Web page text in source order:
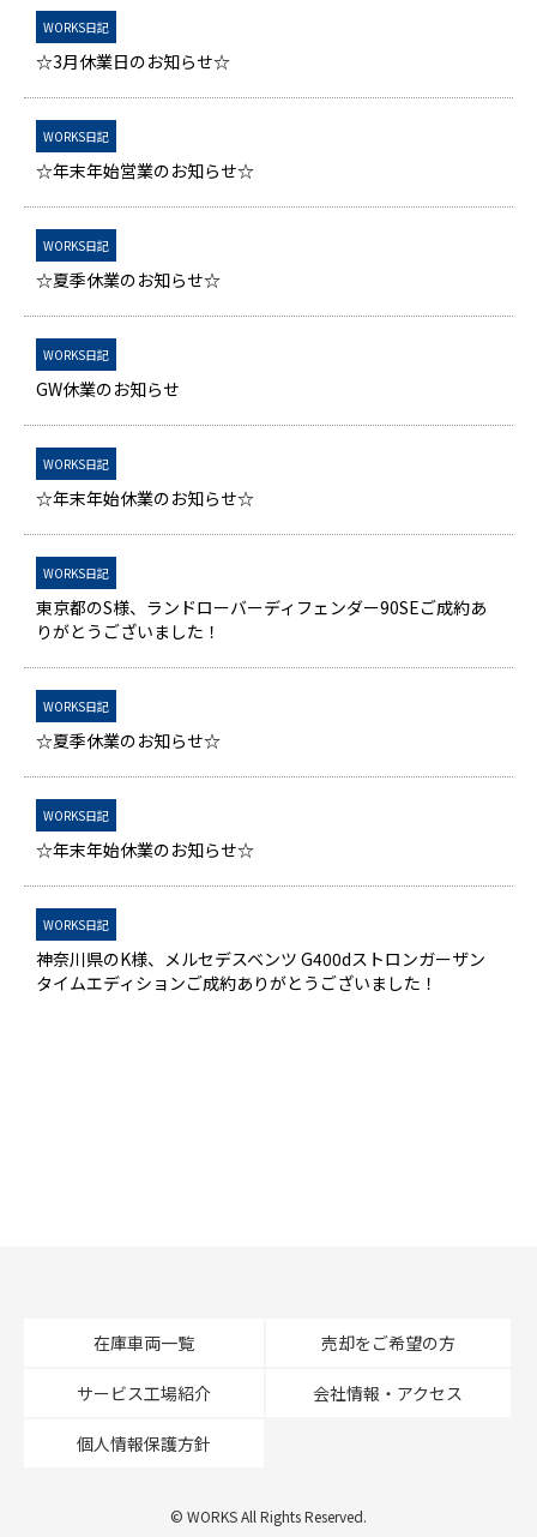
WORKS日記
☆3月休業日のお知らせ☆
WORKS日記
☆年末年始営業のお知らせ☆
WORKS日記
☆夏季休業のお知らせ☆
WORKS日記
GW休業のお知らせ
WORKS日記
☆年末年始休業のお知らせ☆
WORKS日記
東京都のS様、ランドローバーディフェンダー90SEご成約あ
りがとうございました！
WORKS日記
☆夏季休業のお知らせ☆
WORKS日記
☆年末年始休業のお知らせ☆
WORKS日記
神奈川県のK様、メルセデスベンツ G400dストロンガーザン
タイムエディションご成約ありがとうございました！
在庫車両一覧 売却をご希望の方
サービス工場紹介 会社情報・アクセス
個人情報保護方針
© WORKS All Rights Reserved.